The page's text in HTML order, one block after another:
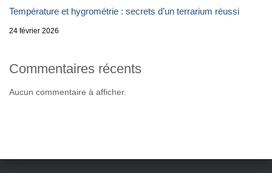
Température et hygrométrie : secrets d’un terrarium réussi
24 février 2026
Commentaires récents
Aucun commentaire à afficher.